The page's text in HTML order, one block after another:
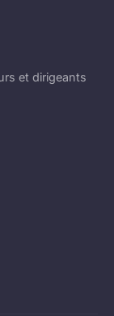
et dirigeants